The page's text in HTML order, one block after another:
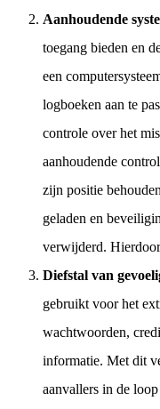
Aanhoudende
toegang bieden en
een
logboeken aan te
controle over het
aanhoudende
zijn positie
geladen en
verwijderd.
Diefstal van
gebruikt voor het
wachtwoorden,
informatie. Met dit
aanvallers in de